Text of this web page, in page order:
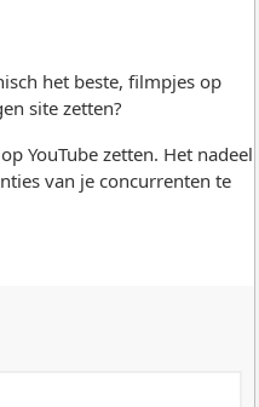
het beste, filmpjes op
site zetten?
YouTube zetten. Het nadeel
van je concurrenten te